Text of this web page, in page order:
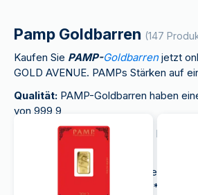
Pamp Goldbarren (147
Kaufen Sie PAMP-Goldbarrenjetzt
GOLD AVENUE. PAMPs Stärken auf
Qualität: PAMP-Goldbarren haben
von 999,9
Vertrauenswürdigkeit:
Alle Barren
LBMA-zertifiziert
Kostenfreie Aufbewahrung
sicheren Schweizer Tresoren*